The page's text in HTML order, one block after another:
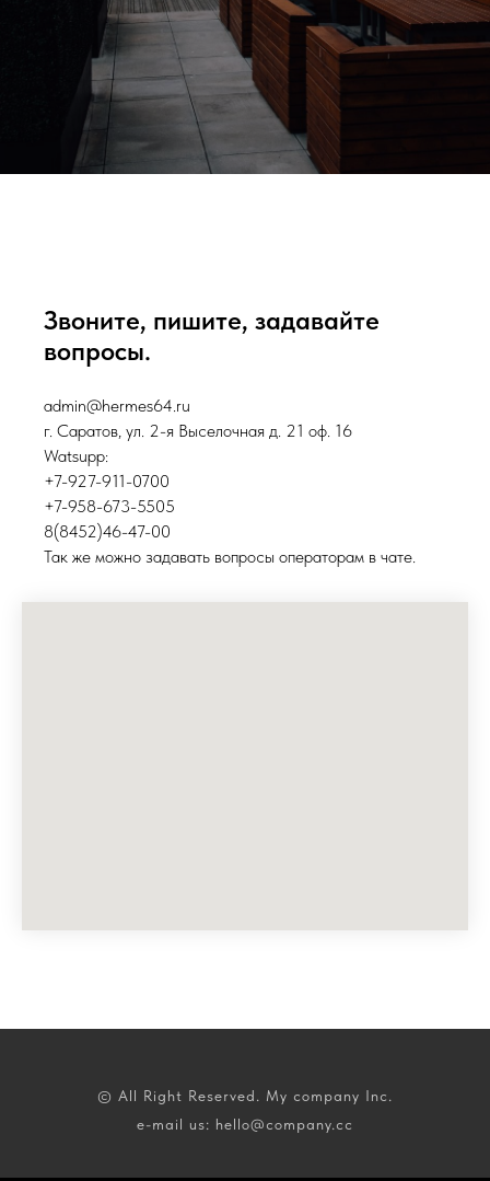
Звоните, пишите, задавайте
вопросы.
admin@hermes64.ru
г. Саратов, ул. 2-я Выселочная д. 21 оф. 16
Watsupp:
+7-927-911-0700
+7-958-673-5505
8(8452)46-47-00
Так же можно задавать вопросы операторам в чате.
© All Right Reserved. My company Inc.
e-mail us: hello@company.cc